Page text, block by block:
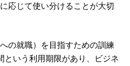
応じて使い分けることが大切
の就職）を目指すための訓練
という利用期限があり、ビジネ